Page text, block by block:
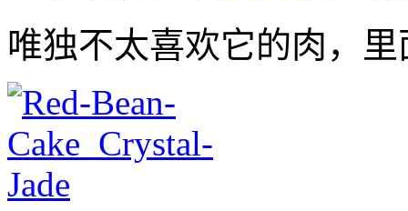
唯独不太喜欢它的肉，